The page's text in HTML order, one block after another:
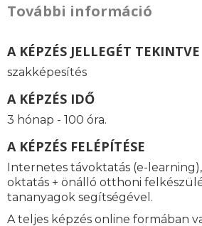
További információ
A KÉPZÉS JELLEGÉT TEKINTVE
szakképesítés
A KÉPZÉS IDŐ
3 hónap - 100 óra.
A KÉPZÉS FELÉPÍTÉSE
Internetes távoktatás (e-
oktatás + önálló otthoni
tananyagok segítségével.
A teljes képzés online formában